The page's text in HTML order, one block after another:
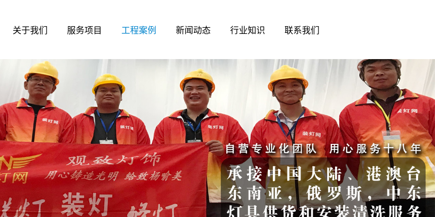
关于我们 服务项目 工程案例 新闻动态 行业知识 联系我们